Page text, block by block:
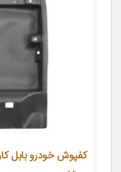
کفپوش خودرو بابل